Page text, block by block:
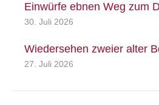
Einwürfe ebnen Weg zum
30. Juli 2026
Wiedersehen zweier alter
27. Juli 2026